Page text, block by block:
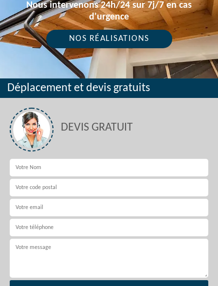
Nous intervenons 24h/24 sur 7j/7 en cas
d'urgence
NOS RÉALISATIONS
Déplacement et devis gratuits
DEVIS GRATUIT